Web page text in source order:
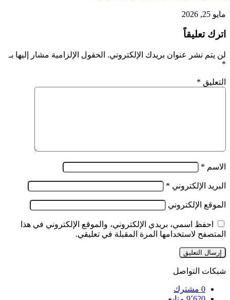
مايو 25, 2026
اترك تعليقاً
لن يتم نشر عنوان بريدك الإلكتروني. الحقول الإلزامية مشار إليها بـ
*
التعليق *
الاسم *
البريد الإلكتروني *
الموقع الإلكتروني
احفظ اسمي، بريدي الإلكتروني، والموقع الإلكتروني في هذا
المتصفح لاستخدامها المرة المقبلة في تعليقي.
شبكات التواصل
0 مشترك